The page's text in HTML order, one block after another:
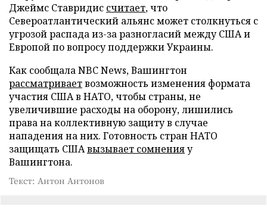
Джеймс Ставридис считает, что
Североатлантический альянс может столкнуться с
угрозой распада из-за разногласий между США и
Европой по вопросу поддержки Украины.
Как сообщала NBC News, Вашингтон
рассматриваетвозможность изменения формата
участия США в НАТО, чтобы страны, не
увеличившие расходы на оборону, лишились
права на коллективную защиту в случае
нападения на них. Готовность стран НАТО
защищать СШАвызывает сомненияу
Вашингтона.
Текст: Антон Антонов